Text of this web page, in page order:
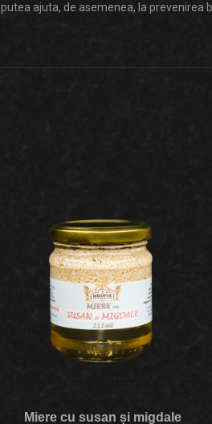
putea ajuta, de asemenea, la prevenirea
Miere cu susan și migdale